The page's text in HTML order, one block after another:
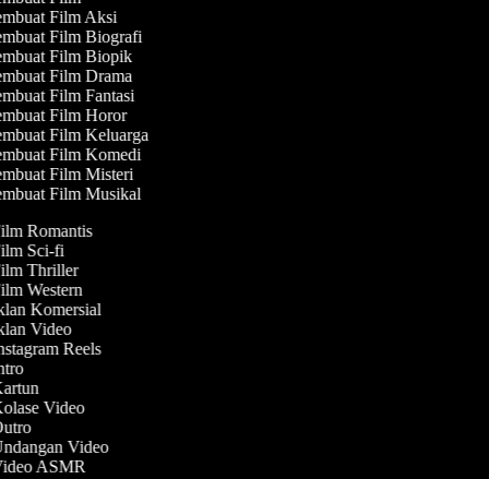
Film Aksi
Film Biografi
Film Biopik
Film Drama
Film Fantasi
Film Horor
Film Keluarga
Film Komedi
Film Misteri
Film Musikal
Romantis
Sci-fi
Thriller
Western
Komersial
Video
Reels
Video
Video
ASMR